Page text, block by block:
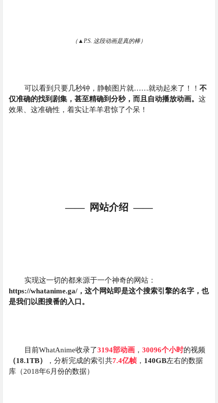
（▲P.S. 这段动画是真的棒）
可以看到只要几秒钟，静帧图片就……就动起来了！！ 不
仅准确的找到剧集，甚至精确到分秒，而且自动播放动画。 这
效果、这准确性，着实让羊羊君惊了个呆！
—— 网站介绍 ——
实现这一切的都来源于一个神奇的网站：
https://whatanime.ga/，这个网站即是这个搜索引擎的名字，也
是我们以图搜番的入口。
目前WhatAnime收录了3194部动画 ， 30096个小时的视频
（18.1TB）
，分析完成的索引共7.4亿帧， 140GB左右的数据
库（2018年6月份的数据）